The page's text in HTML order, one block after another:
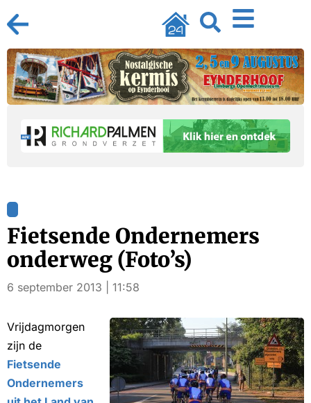
Fietsende Ondernemers
onderweg (Foto’s)
6 september 2013 | 11:58
Vrijdagmorgen
zijn de
Fietsende
Ondernemers